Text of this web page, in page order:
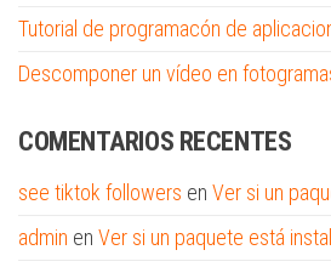
Tutorial de programacón de
Descomponer un vídeo en
COMENTARIOS RECENTES
see tiktok followers en Ver si un
admin en Ver si un paquete está